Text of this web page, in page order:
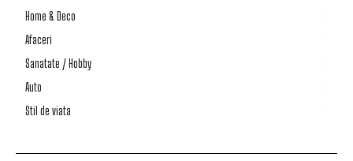
Home & Deco
Afaceri
Sanatate / Hobby
Auto
Stil de viata